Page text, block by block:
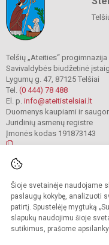
Šioje svetainėje naudojame
paslaugų kokybę, analizuoti
patirtį. Spustelėję mygtuką
slapukų naudojimu šioje
sutikimus, prašome
Telšių „Ateities“ progimnazija
Savivaldybės biudžetinė
Lygumų g. 47, 87125 Telšiai
Tel. (0 444) 78 488
El. p. info@ateitistelsiai.lt
Duomenys kaupiami ir
Juridinių asmenų registre
Įmonės kodas 191873143
Kopijuoti turinį be raštiško
Prieinamumo
Sumanus būdas